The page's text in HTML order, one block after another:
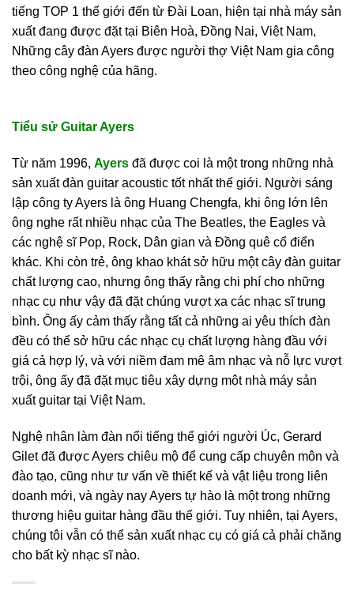
tiếng TOP 1 thế giới đến từ Đài Loan, hiện tại nhà máy sản
xuất đang được đặt tại Biên Hoà, Đồng Nai, Việt Nam,
Những cây đàn Ayers được người thợ Việt Nam gia công
theo công nghệ của hãng.
Tiểu sử Guitar Ayers
Từ năm 1996, Ayers đã được coi là một trong những nhà
sản xuất đàn guitar acoustic tốt nhất thế giới. Người sáng
lập công ty Ayers là ông Huang Chengfa, khi ông lớn lên
ông nghe rất nhiều nhạc của The Beatles, the Eagles và
các nghệ sĩ Pop, Rock, Dân gian và Đồng quê cổ điển
khác. Khi còn trẻ, ông khao khát sở hữu một cây đàn guitar
chất lượng cao, nhưng ông thấy rằng chi phí cho những
nhạc cụ như vậy đã đặt chúng vượt xa các nhạc sĩ trung
bình. Ông ấy cảm thấy rằng tất cả những ai yêu thích đàn
đều có thể sở hữu các nhạc cụ chất lượng hàng đầu với
giá cả hợp lý, và với niềm đam mê âm nhạc và nỗ lực vượt
trội, ông ấy đã đặt mục tiêu xây dựng một nhà máy sản
xuất guitar tại Việt Nam.
Nghệ nhân làm đàn nổi tiếng thế giới người Úc, Gerard
Gilet đã được Ayers chiêu mộ để cung cấp chuyên môn và
đào tạo, cũng như tư vấn về thiết kế và vật liệu trong liên
doanh mới, và ngày nay Ayers tự hào là một trong những
thương hiệu guitar hàng đầu thế giới. Tuy nhiên, tại Ayers,
chúng tôi vẫn có thể sản xuất nhạc cụ có giá cả phải chăng
cho bất kỳ nhạc sĩ nào.